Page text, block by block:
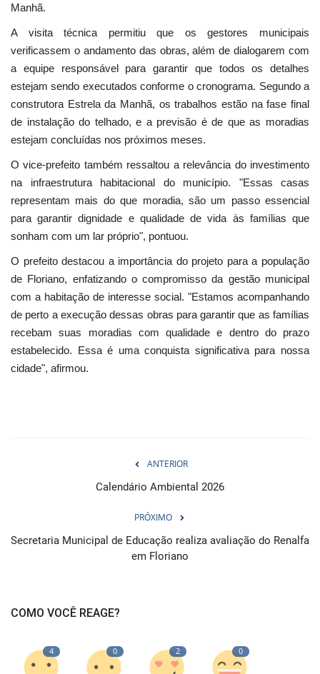
Manhã.
A visita técnica permitiu que os gestores municipais
verificassem o andamento das obras, além de dialogarem com
a equipe responsável para garantir que todos os detalhes
estejam sendo executados conforme o cronograma. Segundo a
construtora Estrela da Manhã, os trabalhos estão na fase final
de instalação do telhado, e a previsão é de que as moradias
estejam concluídas nos próximos meses.
O vice-prefeito também ressaltou a relevância do investimento
na infraestrutura habitacional do município. "Essas casas
representam mais do que moradia, são um passo essencial
para garantir dignidade e qualidade de vida às famílias que
sonham com um lar próprio", pontuou.
O prefeito destacou a importância do projeto para a população
de Floriano, enfatizando o compromisso da gestão municipal
com a habitação de interesse social. "Estamos acompanhando
de perto a execução dessas obras para garantir que as famílias
recebam suas moradias com qualidade e dentro do prazo
estabelecido. Essa é uma conquista significativa para nossa
cidade", afirmou.
ANTERIOR
Calendário Ambiental 2026
PRÓXIMO
Secretaria Municipal de Educação realiza avaliação do Renalfa
em Floriano
COMO VOCÊ REAGE?
4 0 2 0